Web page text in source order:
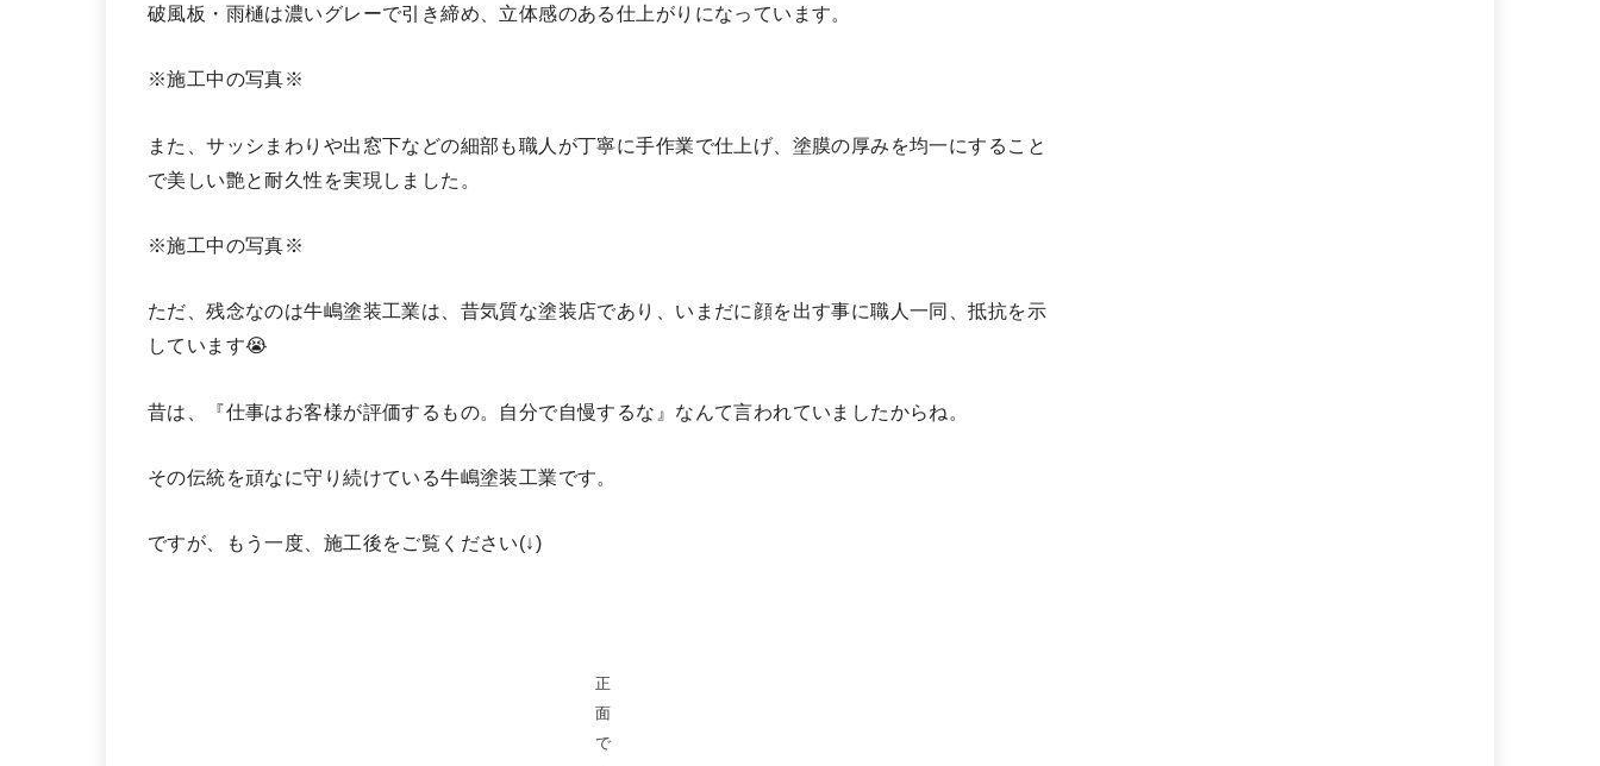
破風板・雨樋は濃いグレーで引き締め、立体感のある仕上がりになっています。
※施工中の写真※
また、サッシまわりや出窓下などの細部も職人が丁寧に手作業で仕上げ、塗膜の厚みを均一にすること
で美しい艶と耐久性を実現しました。
※施工中の写真※
ただ、残念なのは牛嶋塗装工業は、昔気質な塗装店であり、いまだに顔を出す事に職人一同、抵抗を示
しています😭
昔は、『仕事はお客様が評価するもの。自分で自慢するな』なんて言われていましたからね。
その伝統を頑なに守り続けている牛嶋塗装工業です。
ですが、もう一度、施工後をご覧ください(↓)
正
面
で